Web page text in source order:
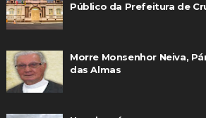
Público da Prefeitura de
Morre Monsenhor Neiva,
das Almas